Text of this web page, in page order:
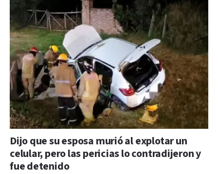
Dijo que su esposa murió al explotar un
celular, pero las pericias lo contradijeron y
fue detenido